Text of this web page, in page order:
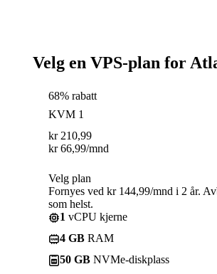
Velg en VPS-plan for
68% rabatt
KVM 1
kr 210,99
kr 66,99/mnd
Velg plan
Fornyes ved kr 144,99/mnd i 2 år.
som helst.
1 vCPU kjerne
4 GB RAM
50 GB NVMe-diskplass